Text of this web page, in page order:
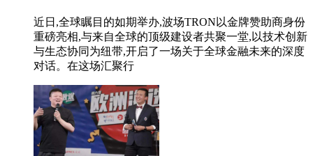
近日,全球瞩目的如期举办,波场TRON以金牌赞助商身份
重磅亮相,与来自全球的顶级建设者共聚一堂,以技术创新
与生态协同为纽带,开启了一场关于全球金融未来的深度
对话。在这场汇聚行